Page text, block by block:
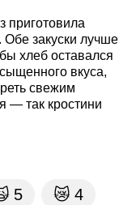
приготовила
Обе закуски лучше
хлеб оставался
вкуса,
свежим
— так кростини
5 😿 4